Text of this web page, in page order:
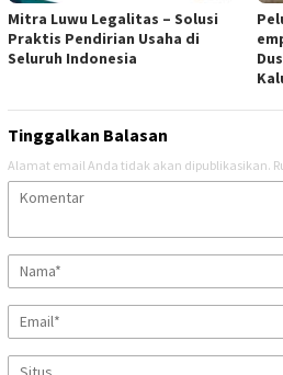
Mitra Luwu Legalitas – Solusi
Praktis Pendirian Usaha di
Seluruh Indonesia
Tinggalkan Balasan
Alamat email Anda tidak akan dipublikasikan.